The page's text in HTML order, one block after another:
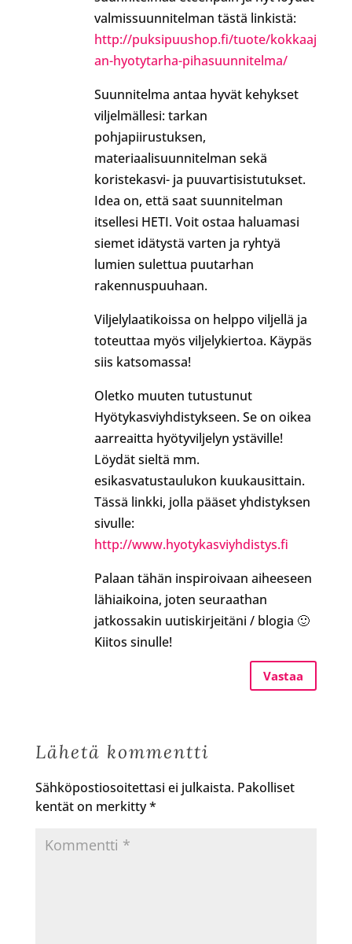
valmissuunnitelman tästä linkistä:
http://puksipuushop.fi/tuote/kokkaaj
an-hyotytarha-pihasuunnitelma/
Suunnitelma antaa hyvät kehykset
viljelmällesi: tarkan
pohjapiirustuksen,
materiaalisuunnitelman sekä
koristekasvi- ja puuvartisistutukset.
Idea on, että saat suunnitelman
itsellesi HETI. Voit ostaa haluamasi
siemet idätystä varten ja ryhtyä
lumien sulettua puutarhan
rakennuspuuhaan.
Viljelylaatikoissa on helppo viljellä ja
toteuttaa myös viljelykiertoa. Käypäs
siis katsomassa!
Oletko muuten tutustunut
Hyötykasviyhdistykseen. Se on oikea
aarreaitta hyötyviljelyn ystäville!
Löydät sieltä mm.
esikasvatustaulukon kuukausittain.
Tässä linkki, jolla pääset yhdistyksen
sivulle:
http://www.hyotykasviyhdistys.fi
Palaan tähän inspiroivaan aiheeseen
lähiaikoina, joten seuraathan
jatkossakin uutiskirjeitäni / blogia 🙂
Kiitos sinulle!
Vastaa
Lähetä kommentti
Sähköpostiosoitettasi ei julkaista. Pakolliset
kentät on merkitty*